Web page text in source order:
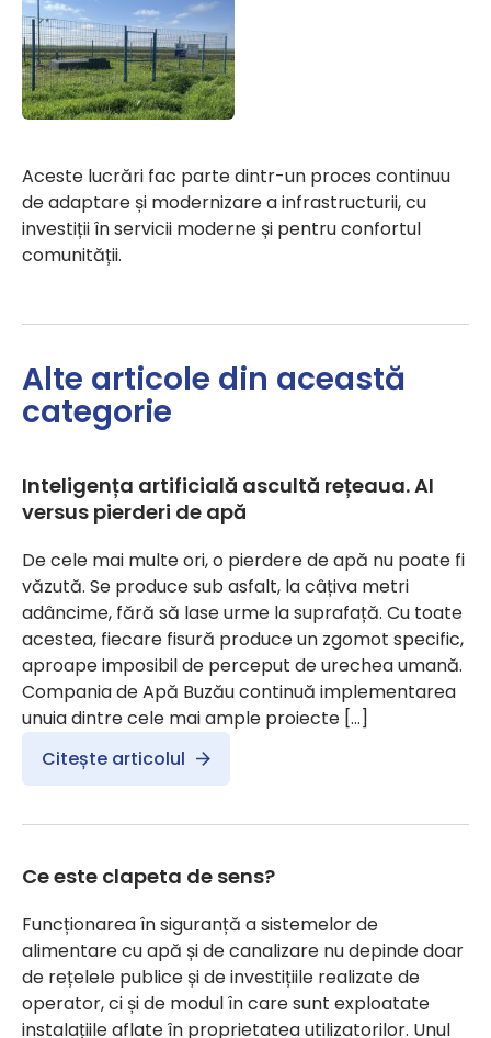
Aceste lucrări fac parte dintr-un proces continuu
de adaptare și modernizare a infrastructurii, cu
investiții în servicii moderne și pentru confortul
comunității.
Alte articole din această
categorie
Inteligența artificială ascultă rețeaua. AI
versus pierderi de apă
De cele mai multe ori, o pierdere de apă nu poate fi
văzută. Se produce sub asfalt, la câțiva metri
adâncime, fără să lase urme la suprafață. Cu toate
acestea, fiecare fisură produce un zgomot specific,
aproape imposibil de perceput de urechea umană.
Compania de Apă Buzău continuă implementarea
unuia dintre cele mai ample proiecte […]
Citește articolul
Ce este clapeta de sens?
Funcționarea în siguranță a sistemelor de
alimentare cu apă și de canalizare nu depinde doar
de rețelele publice și de investițiile realizate de
operator, ci și de modul în care sunt exploatate
instalațiile aflate în proprietatea utilizatorilor. Unul